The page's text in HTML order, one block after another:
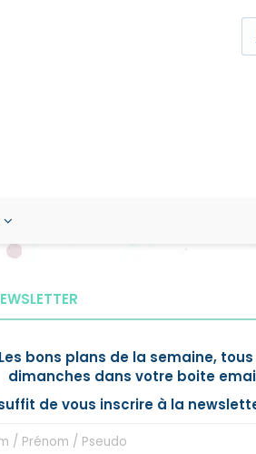
Les bons plans de la semaine, tous
dimanches dans votre boite
de vous inscrire à la